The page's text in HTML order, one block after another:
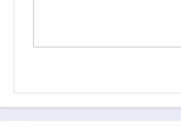
2年前 2年